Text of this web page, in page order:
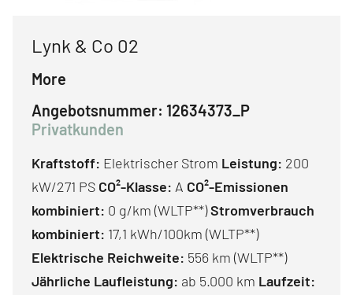
Lynk & Co 02
More
Angebotsnummer: 12634373_P
Privatkunden
Kraftstoff: Elektrischer Strom Leistung: 200
kW/271 PS CO²-Klasse: A CO²-Emissionen
kombiniert: 0 g/km (WLTP**)Stromverbrauch
kombiniert: 17,1 kWh/100km (WLTP**)
Elektrische Reichweite: 556 km (WLTP**)
Jährliche Laufleistung: ab 5.000 km Laufzeit: